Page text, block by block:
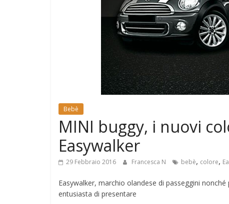
Bebè
MINI buggy, i nuovi
Easywalker
29 Febbraio 2016 Francesca N bebè, colore,
Easywalker, marchio olandese di passeggini
entusiasta di presentare